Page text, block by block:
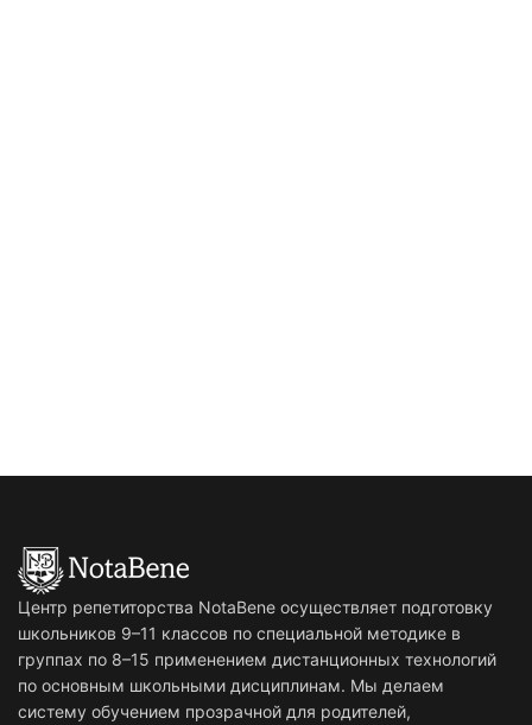
Центр репетиторства NotaBene осуществляет подготовку
школьников 9–11 классов по специальной методике в
группах по 8–15 применением дистанционных технологий
по основным школьными дисциплинам. Мы делаем
систему обучением прозрачной для родителей,